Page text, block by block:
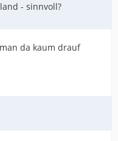
- sinnvoll?
da kaum drauf